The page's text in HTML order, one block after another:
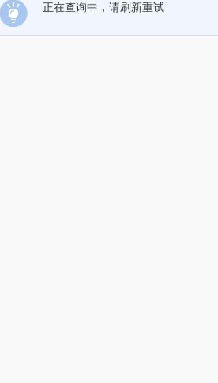
正在查询中，请刷新重试